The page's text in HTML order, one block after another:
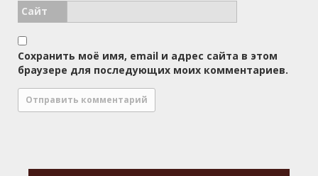
Сайт
Сохранить моё имя, email и адрес сайта в этом
браузере для последующих моих комментариев.